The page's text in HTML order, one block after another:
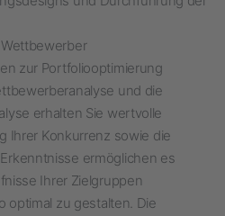
zur Portfoliooptimierung
und die
erhalten Sie wertvolle
Ihrer Konkurrenz sowie die
ermöglichen es
Ihrer Zielgruppen
optimal zu gestalten. Die